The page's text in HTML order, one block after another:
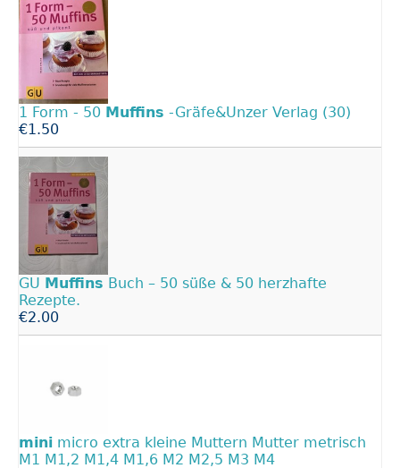
1 Form - 50 Muffins -Gräfe&Unzer Verlag (30)
€1.50
GU Muffins Buch – 50 süße & 50 herzhafte
Rezepte.
€2.00
mini micro extra kleine Muttern Mutter metrisch
M1 M1,2 M1,4 M1,6 M2 M2,5 M3 M4